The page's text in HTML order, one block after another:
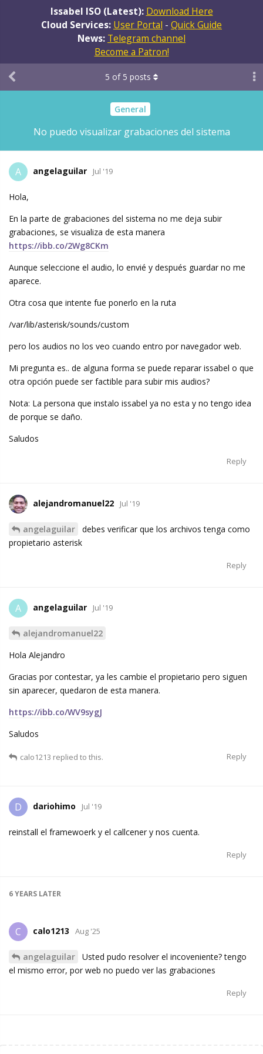
Issabel ISO (Latest): Download Here
Cloud Services: User Portal - Quick Guide
News: Telegram channel
Become a Patron!
General
No puedo visualizar grabaciones del sistema
5 of 5 posts
A angelaguilar Jul '19
Hola,
En la parte de grabaciones del sistema no me deja subir
grabaciones, se visualiza de esta manera
https://ibb.co/2Wg8CKm
Aunque seleccione el audio, lo envié y después guardar no me
aparece.
Otra cosa que intente fue ponerlo en la ruta
/var/lib/asterisk/sounds/custom
pero los audios no los veo cuando entro por navegador web.
Mi pregunta es.. de alguna forma se puede reparar issabel o que
otra opción puede ser factible para subir mis audios?
Nota: La persona que instalo issabel ya no esta y no tengo idea
de porque se daño.
Saludos
Reply
alejandromanuel22 Jul '19
angelaguilar
debes verificar que los archivos tenga como
propietario asterisk
Reply
A angelaguilar Jul '19
alejandromanuel22
Hola Alejandro
Gracias por contestar, ya les cambie el propietario pero siguen
sin aparecer, quedaron de esta manera.
https://ibb.co/WV9sygJ
Saludos
Reply
calo1213 replied to this.
D dariohimo Jul '19
reinstall el framewoerk y el callcener y nos cuenta.
Reply
6 YEARS LATER
C calo1213 Aug '25
angelaguilar
Usted pudo resolver el incoveniente? tengo
el mismo error, por web no puedo ver las grabaciones
Reply